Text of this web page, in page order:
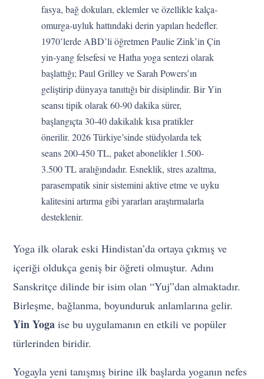
fasya, bağ dokuları, eklemler ve özellikle kalça-
omurga-uyluk hattındaki derin yapıları hedefler.
1970’lerde ABD’li öğretmen Paulie Zink’in Çin
yin-yang felsefesi ve Hatha yoga sentezi olarak
başlattığı; Paul Grilley ve Sarah Powers’ın
geliştirip dünyaya tanıttığı bir disiplindir. Bir Yin
seansı tipik olarak 60-90 dakika sürer,
başlangıçta 30-40 dakikalık kısa pratikler
önerilir. 2026 Türkiye’sinde stüdyolarda tek
seans 200-450 TL, paket abonelikler 1.500-
3.500 TL aralığındadır. Esneklik, stres azaltma,
parasempatik sinir sistemini aktive etme ve uyku
kalitesini artırma gibi yararları araştırmalarla
desteklenir.
Yoga ilk olarak eski Hindistan’da ortaya çıkmış ve
içeriği oldukça geniş bir öğreti olmuştur. Adını
Sanskritçe dilinde bir isim olan “Yuj”dan almaktadır.
Birleşme, bağlanma, boyunduruk anlamlarına gelir.
Yin Yoga ise bu uygulamanın en etkili ve popüler
türlerinden biridir.
Yogayla yeni tanışmış birine ilk başlarda yoganın nefes